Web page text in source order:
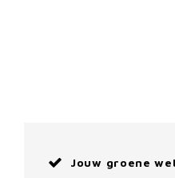
Jouw groene